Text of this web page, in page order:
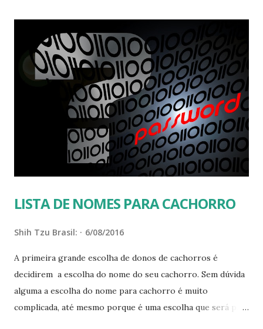
TZUS NOMES PARA CACHORROS Nomes dos cachorros
dos famosos! Gaia é o cachorro de Fiuk Paris Hilton já teve
vários cachorros, como o Dollar The Puppy, Tinkerbell e
Bambi Sunny e Bo são os pets da família Obama Joy é o fiel
companheiro de Karina Bacchi Xuxa e seu inseparável Dudu
Bobby, o cachorro de Susana Vieira Alfredo, o amigão de
Anitta Hazel é o cachorro de Gis...
LISTA DE NOMES PARA CACHORRO
Shih Tzu Brasil: 6/08/2016
A primeira grande escolha de donos de cachorros é
decidirem a escolha do nome do seu cachorro. Sem dúvida
alguma a escolha do nome para cachorro é muito
complicada, até mesmo porque é uma escolha que será para